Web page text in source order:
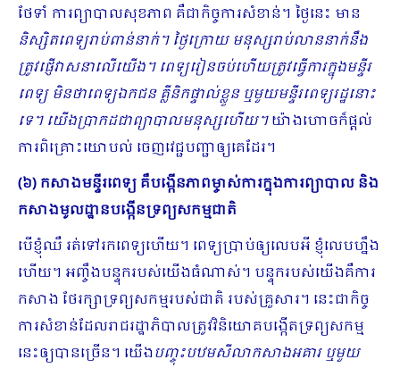
ថែទាំ ការព្យាបាលសុខភាព គឺជាកិច្ចការសំខាន់។ ថ្ងៃនេះ មាន
និស្សិតពេទ្យរាប់ពាន់នាក់។ ថ្ងៃក្រោយ មនុស្សរាប់លាននាក់នឹង
ត្រូវផ្ញើវាសនាលើយើង។​ ពេទ្យរៀនចប់ហើយត្រូវធ្វើការក្នុងមន្ទីរ
ពេទ្យ មិនថាពេទ្យឯកជន គ្លីនិកផ្ទាល់ខ្លួន ឬមួយមន្ទីរពេទ្យរដ្ឋនោះ
ទេ។ យើងប្រា​កដ​​ជាព្យាបាលមនុស្សហើយ។យ៉ាងហោចក៏ផ្ដល់
ការពិគ្រោះយោបល់ ចេញវេជ្ជបញ្ជាឲ្យគេដែរ។
(៦) កសាងមន្ទីរពេទ្យ គឺបង្កើនភាពម្ចាស់ការក្នុងការព្យាបាល និង
កសាងមូលដ្ឋានបង្កើនទ្រព្យសកម្មជាតិ
បើខ្ញុំឈឺ រត់ទៅរកពេទ្យហើយ។ ពេទ្យប្រាប់ឲ្យលេបអី ខ្ញុំលេបហ្នឹង
ហើយ។ អញ្ចឹងបន្ទុករបស់យើងធំណាស់។ បន្ទុករបស់យើងគឺការ
កសាង ថែរក្សាទ្រព្យសកម្មរបស់ជាតិ របស់គ្រួសារ។ នេះជាកិច្ច
ការសំ​ខាន់ដែលរាជរដ្ឋាភិបាលត្រូវវិនិយោគបង្កើតទ្រព្យសកម្ម
នេះឲ្យបានច្រើន។ យើងបញ្ចុះបឋមសីលាកសាងអគារ ឬមួយ